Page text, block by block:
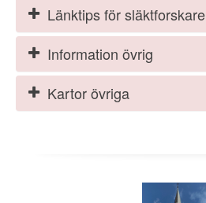
Länktips för släktforskare
Information övrig
Kartor övriga